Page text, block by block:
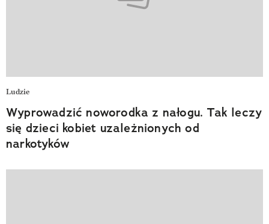
Ludzie
Wyprowadzić noworodka z nałogu. Tak leczy
się dzieci kobiet uzależnionych od
narkotyków